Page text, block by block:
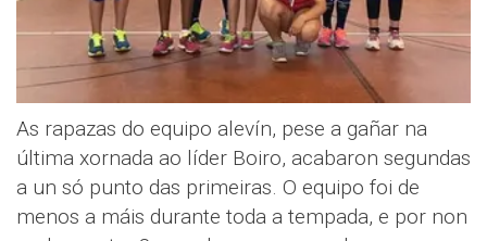
As rapazas do equipo alevín, pese a gañar na
última xornada ao líder Boiro, acabaron segundas
a un só punto das primeiras. O equipo foi de
menos a máis durante toda a tempada, e por non